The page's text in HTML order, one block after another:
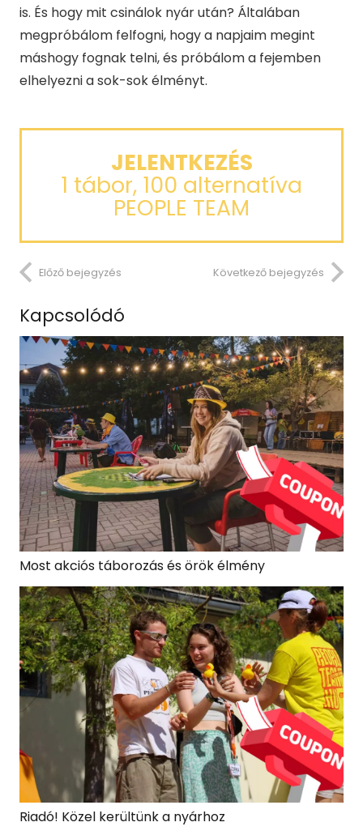
is. És hogy mit csinálok nyár után? Általában
megpróbálom felfogni, hogy a napjaim megint
máshogy fognak telni, és próbálom a fejemben
elhelyezni a sok-sok élményt.
JELENTKEZÉS
1 tábor, 100 alternatíva
PEOPLE TEAM
Előző bejegyzés Következő bejegyzés
Kapcsolódó
Most akciós táborozás és örök élmény
Riadó! Közel kerültünk a nyárhoz